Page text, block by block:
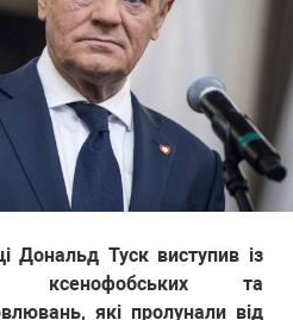
Дональд Туск виступив із
ксенофобських та
які пролунали від